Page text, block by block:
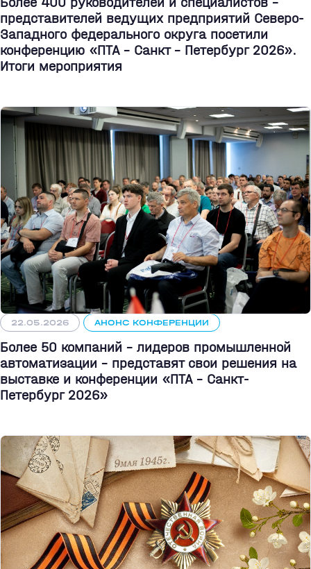
представителей ведущих предприятий Северо-
Западного федерального округа посетили
конференцию «ПТА – Санкт - Петербург 2026».
Итоги мероприятия
22.05.2026 АНОНС КОНФЕРЕНЦИИ
Более 50 компаний - лидеров промышленной
автоматизации - представят свои решения на
выставке и конференции «ПТА – Санкт-
Петербург 2026»